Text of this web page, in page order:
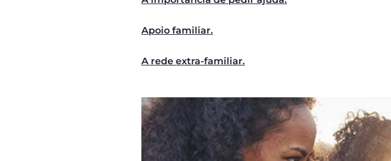
Apoio familiar.
A rede extra-familiar.